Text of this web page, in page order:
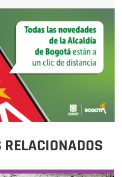
RELACIONADOS